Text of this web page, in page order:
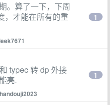
。算了一下，下周
，才能在所有的重
1
typec 转 dp 外接
亮.
1